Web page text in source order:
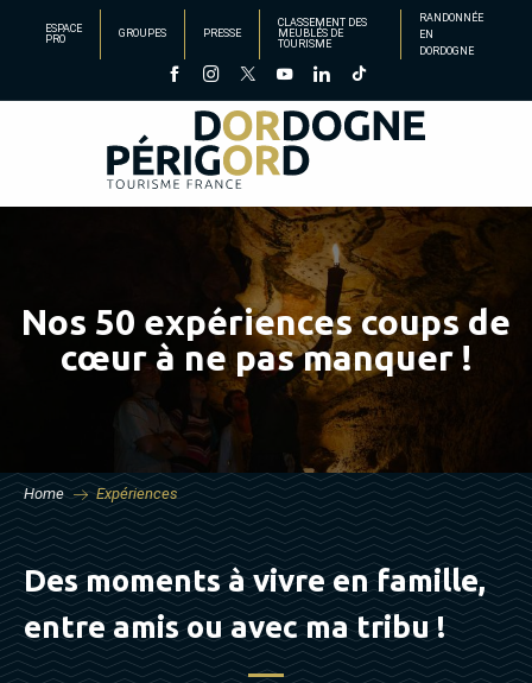
principal
ESPACE
PRO
GROUPES PRESSE
CLASSEMENT DES
MEUBLÉS DE
TOURISME
RANDONNÉE
EN
DORDOGNE
Nos 50 expériences coups de
cœur à ne pas manquer !
Home Expériences
Des moments à vivre en famille,
entre amis ou avec ma tribu !